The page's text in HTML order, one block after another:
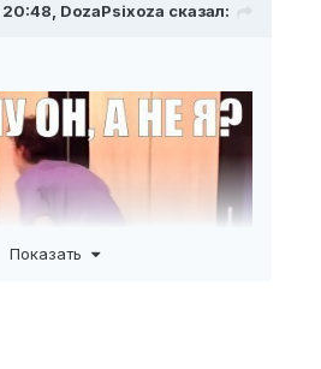
20:48, DozaPsixoza сказал:
Показать